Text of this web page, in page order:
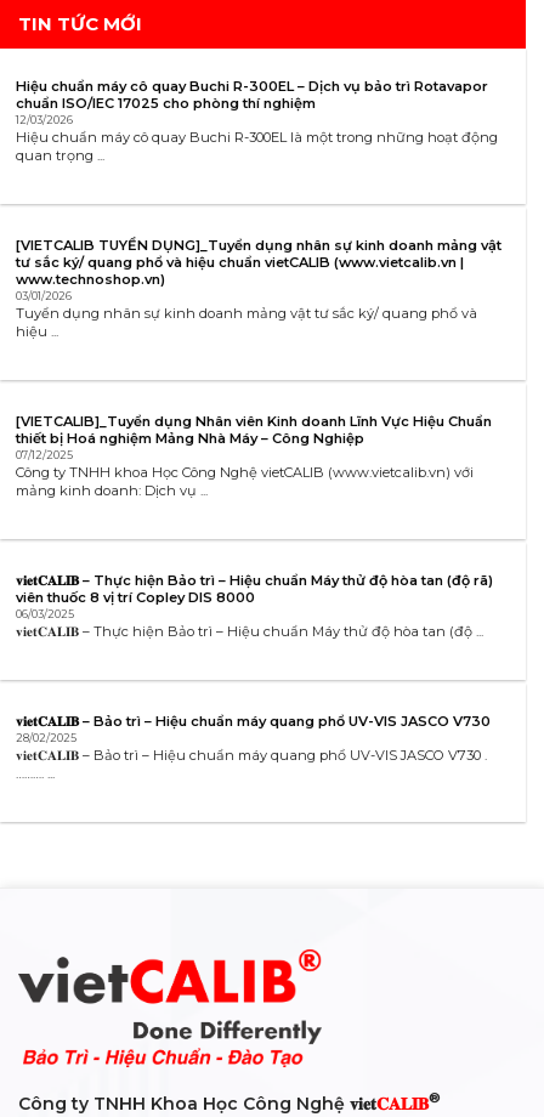
TIN TỨC MỚI
Hiệu chuẩn máy cô quay Buchi R-300EL – Dịch vụ bảo trì Rotavapor
chuẩn ISO/IEC 17025 cho phòng thí nghiệm
12/03/2026
Hiệu chuẩn máy cô quay Buchi R-300EL là một trong những hoạt động
quan trọng ...
[VIETCALIB TUYỂN DỤNG]_Tuyển dụng nhân sự kinh doanh mảng vật
tư sắc ký/ quang phổ và hiệu chuẩn vietCALIB (www.vietcalib.vn |
www.technoshop.vn)
03/01/2026
Tuyển dụng nhân sự kinh doanh mảng vật tư sắc ký/ quang phổ và
hiệu ...
[VIETCALIB]_Tuyển dụng Nhân viên Kinh doanh Lĩnh Vực Hiệu Chuẩn
thiết bị Hoá nghiệm Mảng Nhà Máy – Công Nghiệp
07/12/2025
Công ty TNHH khoa Học Công Nghệ vietCALIB (www.vietcalib.vn) với
mảng kinh doanh: Dịch vụ ...
𝐯𝐢𝐞𝐭𝐂𝐀𝐋𝐈𝐁 – Thực hiện Bảo trì – Hiệu chuẩn Máy thử độ hòa tan (độ rã)
viên thuốc 8 vị trí Copley DIS 8000
06/03/2025
𝐯𝐢𝐞𝐭𝐂𝐀𝐋𝐈𝐁 – Thực hiện Bảo trì – Hiệu chuẩn Máy thử độ hòa tan (độ ...
𝐯𝐢𝐞𝐭𝐂𝐀𝐋𝐈𝐁 – Bảo trì – Hiệu chuẩn máy quang phổ UV-VIS JASCO V730
28/02/2025
𝐯𝐢𝐞𝐭𝐂𝐀𝐋𝐈𝐁 – Bảo trì – Hiệu chuẩn máy quang phổ UV-VIS JASCO V730 .
Công ty TNHH Khoa Học Công Nghệ 𝐯𝐢𝐞𝐭𝐂𝐀𝐋𝐈𝐁®